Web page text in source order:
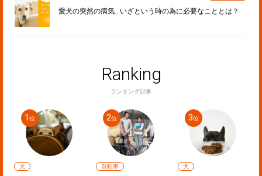
愛犬の突然の病気…いざという時の為に必要なこととは？
Ranking
ランキング記事
犬 自転車 犬